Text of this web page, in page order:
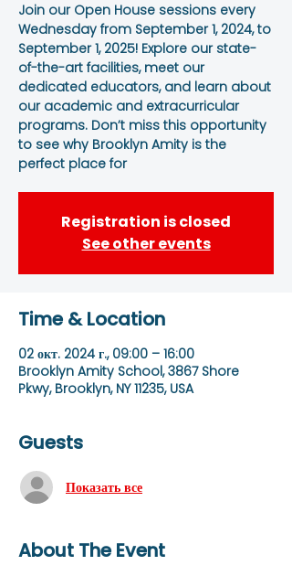
Join our Open House sessions every
Wednesday from September 1, 2024, to
September 1, 2025! Explore our state-
of-the-art facilities, meet our
dedicated educators, and learn about
our academic and extracurricular
programs. Don’t miss this opportunity
to see why Brooklyn Amity is the
perfect place for
Registration is closed
See other events
Time & Location
02 окт. 2024 г., 09:00 – 16:00
Brooklyn Amity School, 3867 Shore
Pkwy, Brooklyn, NY 11235, USA
Guests
Показать все
About The Event